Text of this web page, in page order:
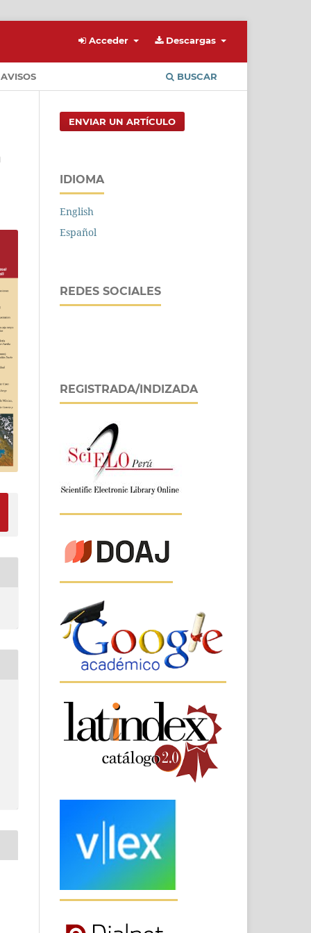
AVISOS BUSCAR
Acceder Descargas
ENVIAR UN ARTÍCULO
IDIOMA
English
Español
REDES SOCIALES
REGISTRADA/INDIZADA